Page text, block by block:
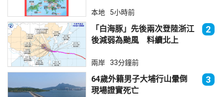
本地 5小時前
「白海豚」先後兩次登陸浙江
後減弱為颱風 料續北上
2
兩岸 33分鐘前
64歲外籍男子大埔行山暈倒
現場證實死亡
3